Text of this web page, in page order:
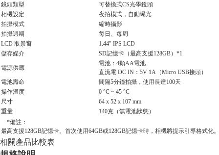
鏡頭類型
可替換式CS光學鏡頭
相機設定
夜拍模式，自動曝光
拍攝模式
縮時攝影
拍攝週期
每日、每周
LCD 取景窗
1.44″ IPS LCD
儲存媒介
SD記憶卡（最高支援128GB） *1
電源供應
電池：4顆AA電池
直流電 DC IN：5V 1A（Micro USB接頭）
電池壽命
間隔5分鐘拍攝，使用長達100天
操作溫度
0 °C ~ 45 °C
尺寸
64 x 52 x 107 mm
重量
140克（無電池狀態）
*備註：
最高支援128GB記憶卡。首次使用64GB或128GB記憶卡時，相機將提示引導格式化。
相關產品比較表